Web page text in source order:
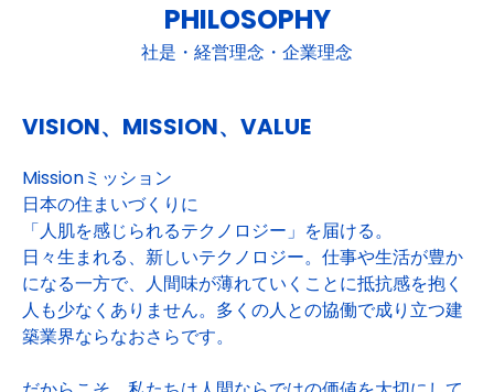
PHILOSOPHY
社是・経営理念・企業理念
VISION、MISSION、VALUE
Missionミッション
日本の住まいづくりに
「人肌を感じられるテクノロジー」を届ける。
日々生まれる、新しいテクノロジー。仕事や生活が豊か
になる一方で、人間味が薄れていくことに抵抗感を抱く
人も少なくありません。多くの人との協働で成り立つ建
築業界ならなおさらです。